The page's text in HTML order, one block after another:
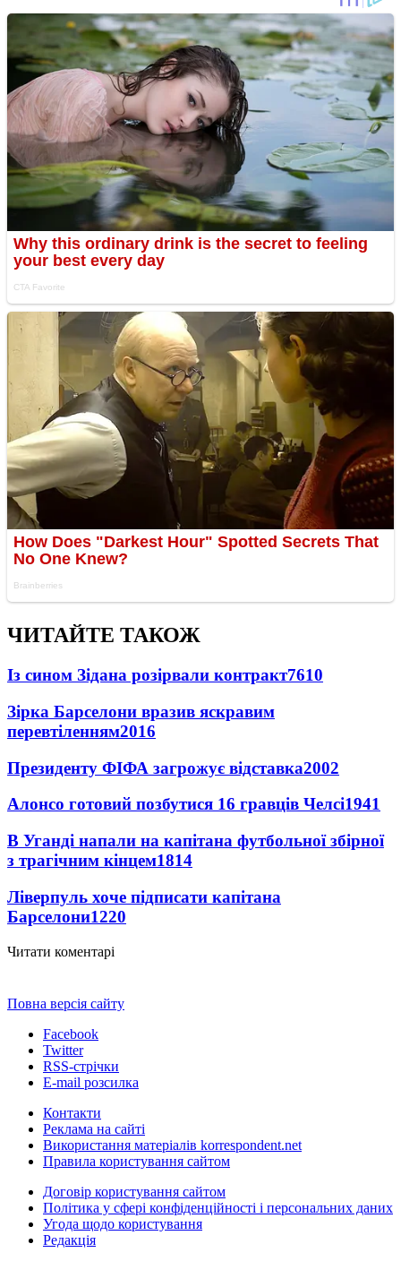
ЧИТАЙТЕ ТАКОЖ
Із сином Зідана розірвали контракт7610
Зірка Барселони вразив яскравим
перевтіленням2016
Президенту ФІФА загрожує відставка2002
Алонсо готовий позбутися 16 гравців Челсі1941
В Уганді напали на капітана футбольної збірної
з трагічним кінцем1814
Ліверпуль хоче підписати капітана
Барселони1220
Читати коментарі
Повна версія сайту
Facebook
Twitter
RSS-стрічки
E-mail розсилка
Контакти
Реклама на сайті
Використання матеріалів korrespondent.net
Правила користування сайтом
Договір користування сайтом
Політика у сфері конфіденційності і персональних даних
Угода щодо користування
Редакція